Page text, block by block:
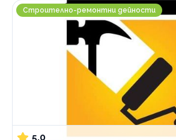
Бг Ремонт
Строително-ремонтни дейности
5.0